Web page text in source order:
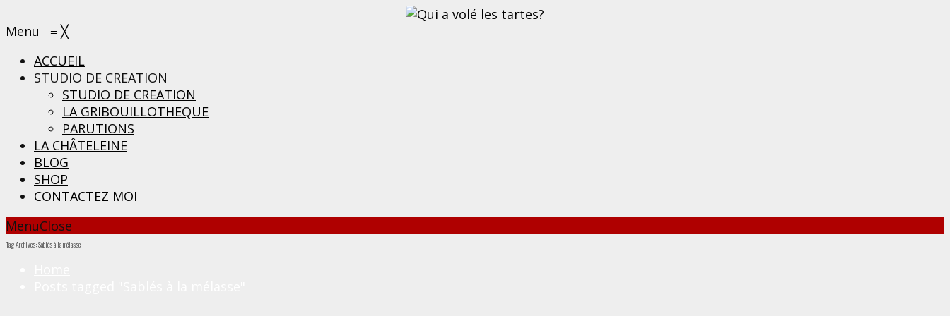
Menu ≡ ╳
ACCUEIL
STUDIO DE CREATION
STUDIO DE CREATION
LA GRIBOUILLOTHEQUE
PARUTIONS
LA CHÂTELEINE
BLOG
SHOP
CONTACTEZ MOI
MenuClose
Tag Archives: Sablés à la mélasse